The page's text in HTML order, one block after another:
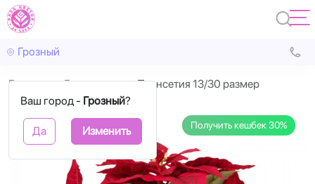
Грозный
Ваш город - Грозный?
Да Изменить
Главная Горшечные Пуансетия 13/30 размер
Получить кешбек 30%